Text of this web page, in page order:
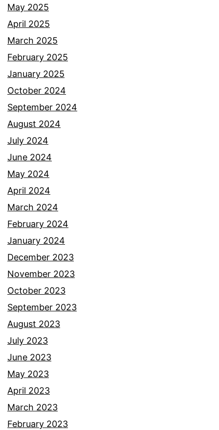
May 2025
April 2025
March 2025
February 2025
January 2025
October 2024
September 2024
August 2024
July 2024
June 2024
May 2024
April 2024
March 2024
February 2024
January 2024
December 2023
November 2023
October 2023
September 2023
August 2023
July 2023
June 2023
May 2023
April 2023
March 2023
February 2023